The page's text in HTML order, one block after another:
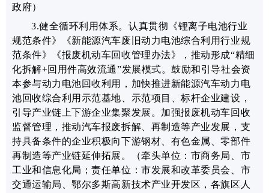
政府）
3.健全循环利用体系。 认真贯彻《锂离子电池行业
规范条件》《新能源汽车废旧动力电池综合利用行业规
范条件》《报废机动车回收管理办法》， 推动形成“精细
化拆解+回用件高效流通”发展模式。鼓励和引导社会资
本参与动力电池回收利用，加快推进新能源汽车动力电
池回收综合利用示范基地、示范项目、标杆企业建设，
引导产业链上下游企业集聚发展。加强报废机动车回收
监督管理，推动汽车报废拆解、再制造等产业发展，支
持具备条件的企业积极向下游钢材、有色金属、零部件
再制造等产业链延伸拓展。
（牵头单位：市商务局、市
工业和信息化局；责任单位：市发展和改革委员会、市
交通运输局、鄂尔多斯高新技术产业开发区，各旗区人